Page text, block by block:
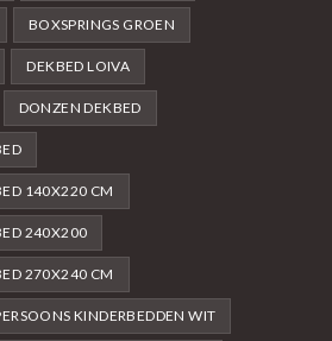
BOXSPRINGS GROEN
DEKBED LOIVA
DONZEN DEKBED
140X220 CM
240X200
270X240 CM
KINDERBEDDEN WIT